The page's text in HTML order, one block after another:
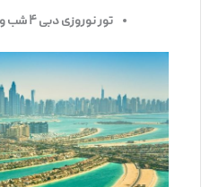
تور نوروزی دبی ۴ شب و ۵ روز